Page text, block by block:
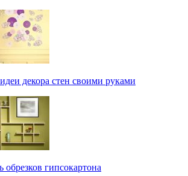
декора стен своими руками
обрезков гипсокартона